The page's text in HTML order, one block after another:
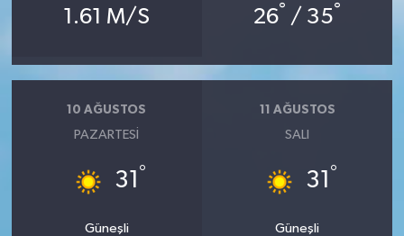
1.61 M/S 26° / 35°
10 AĞUSTOS
PAZARTESI
31 °
Güneşli
11 AĞUSTOS
SALI
31 °
Güneşli